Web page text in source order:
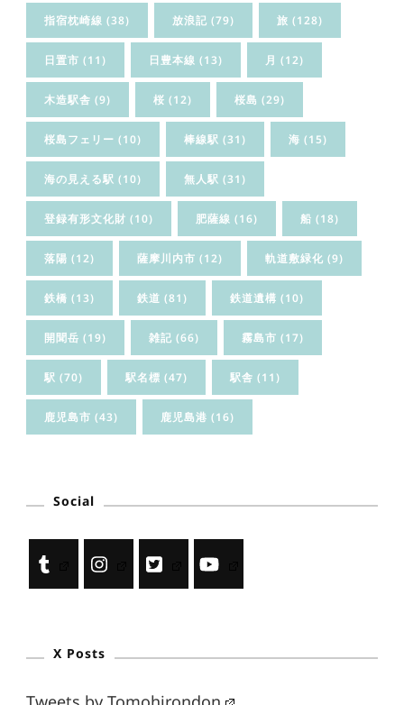
指宿枕崎線 (38) 放浪記 (79) 旅 (128)
日置市 (11) 日豊本線 (13) 月 (12)
木造駅舎 (9) 桜 (12) 桜島 (29)
桜島フェリー (10) 棒線駅 (31) 海 (15)
海の見える駅 (10) 無人駅 (31)
登録有形文化財 (10) 肥薩線 (16) 船 (18)
落陽 (12) 薩摩川内市 (12) 軌道敷緑化 (9)
鉄橋 (13) 鉄道 (81) 鉄道遺構 (10)
開聞岳 (19) 雑記 (66) 霧島市 (17)
駅 (70) 駅名標 (47) 駅舎 (11)
鹿児島市 (43) 鹿児島港 (16)
Social
X Posts